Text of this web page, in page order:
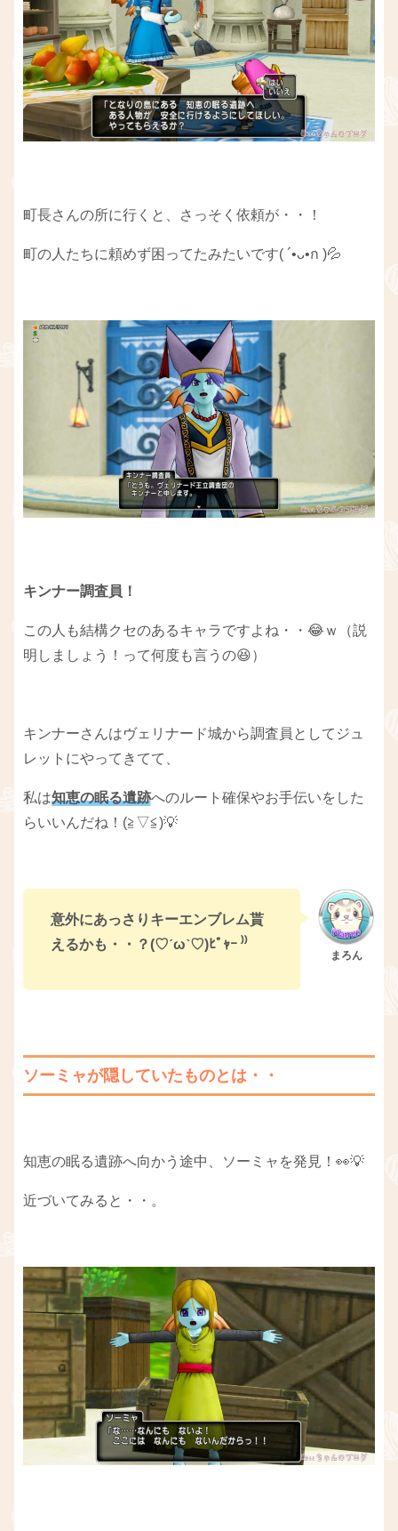
町長さんの所に行くと、さっそく依頼が・・！
町の人たちに頼めず困ってたみたいです( ´•ᴗ•ก )💦
キンナー調査員！
この人も結構クセのあるキャラですよね・・😂ｗ（説
明しましょう！って何度も言うの😆）
キンナーさんはヴェリナード城から調査員としてジュ
レットにやってきてて、
私は知恵の眠る遺跡へのルート確保やお手伝いをした
らいいんだね！(≧▽≦)💡
意外にあっさりキーエンブレム貰
えるかも・・？(♡ˊωˋ♡)ﾋﾟｬｰ ⁾⁾
ソーミャが隠していたものとは・・
知恵の眠る遺跡へ向かう途中、ソーミャを発見！👀💡
近づいてみると・・。